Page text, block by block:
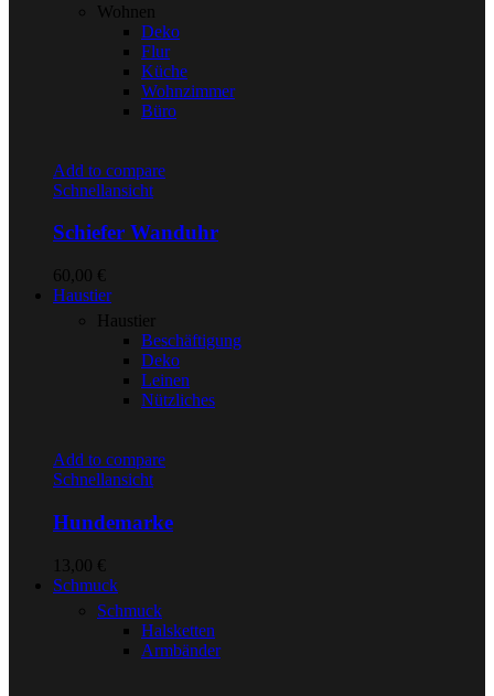
Wohnen
Deko
Flur
Küche
Wohnzimmer
Büro
Add to compare
Schnellansicht
Schiefer Wanduhr
60,00 €
Haustier
Haustier
Beschäftigung
Deko
Leinen
Nützliches
Add to compare
Schnellansicht
Hundemarke
13,00 €
Schmuck
Schmuck
Halsketten
Armbänder